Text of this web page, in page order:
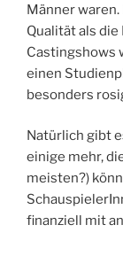
Männer
Qualität als
Castingshows
einen
besonders
Natürlich gibt
einige mehr,
meisten?)
finanziell mit